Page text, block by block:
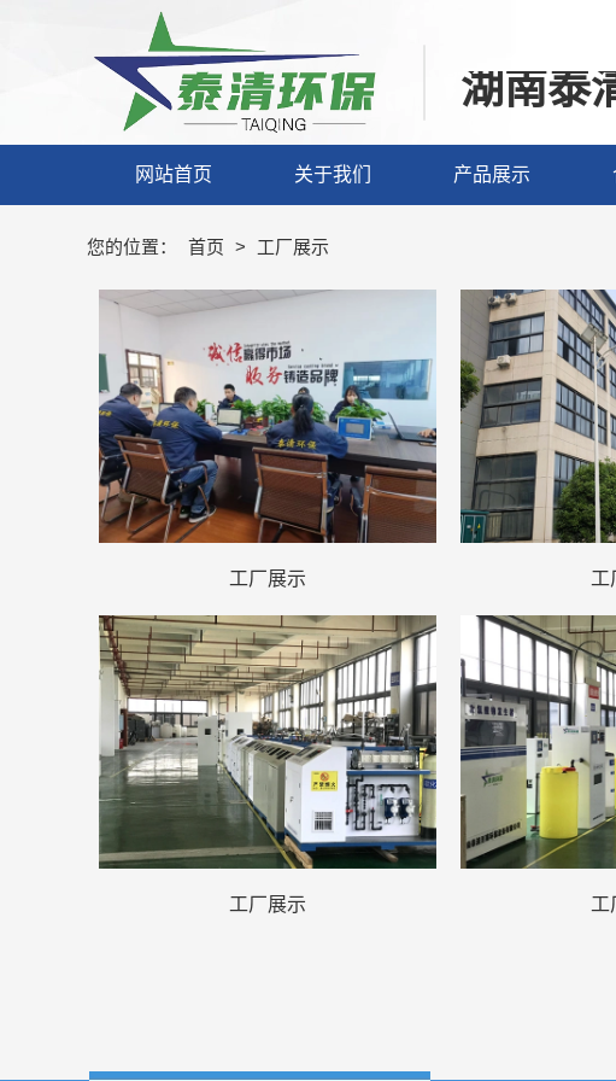
网站首页 关于我们 产品展示
湖南泰
您的位置： 首页 > 工厂展示
工厂展示 工
工厂展示 工